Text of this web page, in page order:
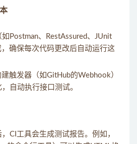
Postman、RestAssured、JUnit
确保每次代码更改后自动运行这
触发器（如GitHub的Webhook）
自动执行接口测试。
CI工具会生成测试报告。例如，